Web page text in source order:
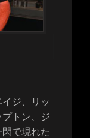
ジ、リッ
トン、ジ
で現れた